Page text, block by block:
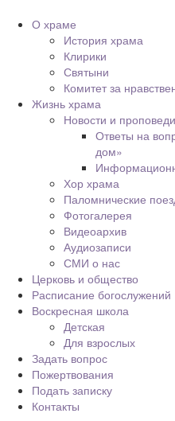
О храме
История храма
Клирики
Святыни
Комитет за
Жизнь храма
Новости и проповеди
Ответы на
дом»
Хор храма
Паломнические
Фотогалерея
Видеоархив
Аудиозаписи
СМИ о нас
Церковь и общество
Расписание богослужений
Воскресная школа
Детская
Для взрослых
Задать вопрос
Пожертвования
Подать записку
Контакты